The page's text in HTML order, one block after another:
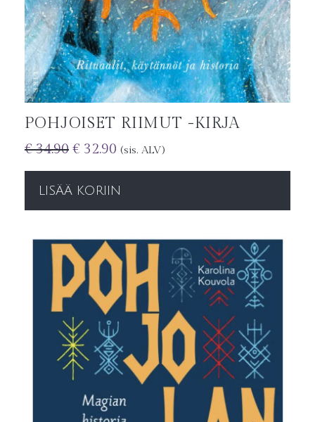
POHJOISET RIIMUT -KIRJA
€34.90 € 32.90 (sis. ALV)
LISÄÄ KORIIN